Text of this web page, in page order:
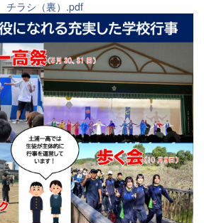
チラシ（裏）.pdf